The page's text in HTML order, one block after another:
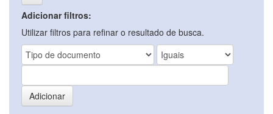
Adicionar filtros:
Utilizar filtros para refinar o resultado de busca.